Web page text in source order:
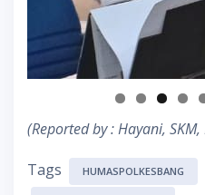
(Reported by : Hayani, SKM,
Tags HUMASPOLKESBANG